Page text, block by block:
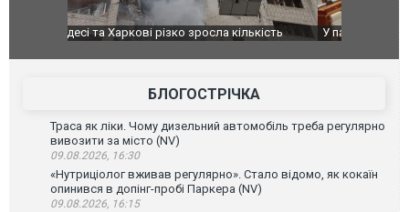
У парламенті Косово прем'єра закидали яйцями
Приїхав
до
зіркового
БЛОГОСТРІЧКА
Траса як ліки. Чому дизельний автомобіль треба регулярно
вивозити за місто (NV)
09.08.2026, 16:30
«Нутриціолог вживав регулярно». Стало відомо, як кокаїн
опинився в допінг-пробі Паркера (NV)
09.08.2026, 16:15